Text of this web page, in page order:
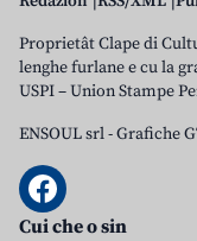
Proprietât Clape di
lenghe furlane e cu la
USPI – Union Stampe
ENSOUL srl-Grafiche
Cui che o sin